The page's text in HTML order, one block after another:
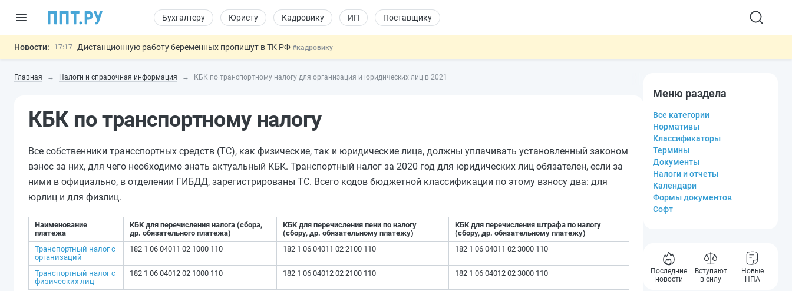
Бухгалтеру Юристу Кадровику ИП Поставщику
Новости: 17:17 Дистанционную работу беременных пропишут в ТК РФ #кадровику
15:25 Изменят правила контроля за подрядчиками ИЖС с эскроу-счетами#юристу
11:31
Главная Налоги и справочная информация КБК по транспортному налогу для организация и юридических лиц в 2021
КБК по транспортному налогу
Все собственники трансспортных средств (ТС), как физические, так и юридические лица, должны уплачивать установленный законом
взнос за них, для чего необходимо знать актуальный КБК. Транспортный налог за 2020 год для юридических лиц обязателен, если за
ними в официально, в отделении ГИБДД, зарегистрированы ТС. Всего кодов бюджетной классификации по этому взносу два: для
юрлиц и для физлиц.
Наименование
платежа
КБК для перечисления налога (сбора,
др. обязательного платежа)
КБК для перечисления пени по налогу
(сбору, др. обязательному платежу)
КБК для перечисления штрафа по налогу
(сбору, др. обязательному платежу)
Транспортный налог с
организаций
182 1 06 04011 02 1000 110 182 1 06 04011 02 2100 110 182 1 06 04011 02 3000 110
Транспортный налог с
физических лиц
182 1 06 04012 02 1000 110 182 1 06 04012 02 2100 110 182 1 06 04012 02 3000 110
Меню раздела
Все категории
Нормативы
Классификаторы
Термины
Документы
Налоги и отчеты
Календари
Формы документов
Софт
Последние
новости
Вступают
в силу
Новые
НПА